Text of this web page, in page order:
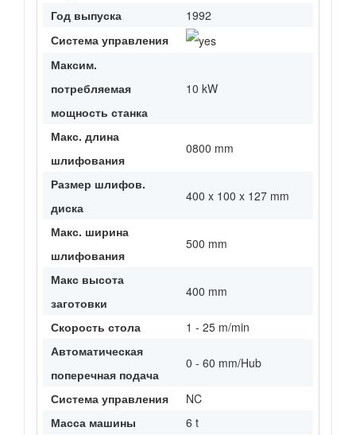
Год выпуска
1992
Система управления
Максим.
потребляемая
мощность станка
10 kW
Макс. длина
шлифования
0800 mm
Размер шлифов.
диска
400 x 100 x 127 mm
Макс. ширина
шлифования
500 mm
Макс высота
заготовки
400 mm
Скорость стола
1 - 25 m/min
Автоматическая
поперечная подача
0 - 60 mm/Hub
Система управления
NC
Масса машины
6 t